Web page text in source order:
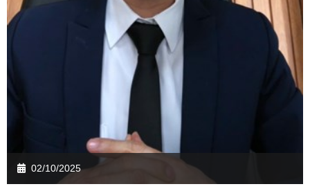
02/10/2025